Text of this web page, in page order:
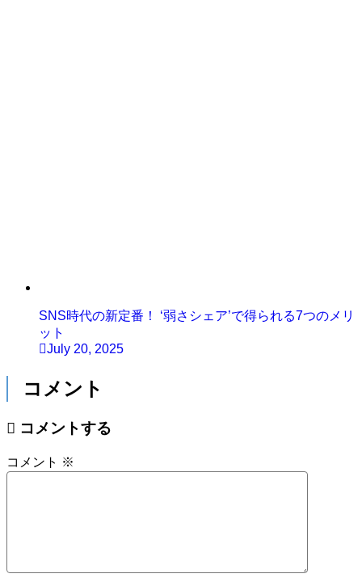
SNS時代の新定番！ ‘弱さシェア’で得られる7つのメリ
ット
July 20, 2025
コメント
コメントする
コメント ※